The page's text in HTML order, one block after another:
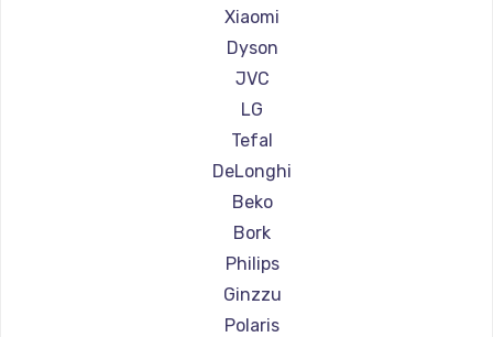
Ремонт пылесосов Tineco
Ремонт пылесосов Tuvio
Ремонт пылесосов Clever clean
Ремонт пылесосов DEXP
Ремонт пылесосов Haier
Ремонт пылесосов Pioneer
Ремонт пылесосов Electrolux
Ремонт пылесосов Grundig
Ремонт пылесосов BBK
Ремонт пылесосов Scarlett
Ремонт пылесосов Kyvol
Xiaomi
Dyson
JVC
LG
Tefal
DeLonghi
Beko
Bork
Philips
Ginzzu
Polaris